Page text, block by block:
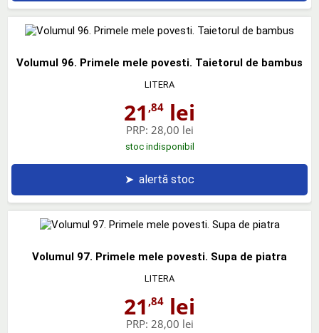
Volumul 96. Primele mele povesti. Taietorul de bambus
LITERA
21 ,84 lei
PRP: 28,00 lei
stoc indisponibil
➤ alertă stoc
Volumul 97. Primele mele povesti. Supa de piatra
LITERA
21 ,84 lei
PRP: 28,00 lei